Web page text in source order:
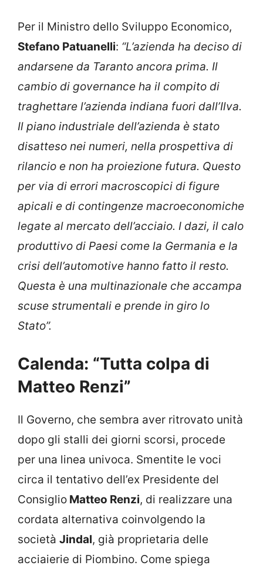
Per il Ministro dello Sviluppo Economico,
Stefano Patuanelli: “L’azienda ha deciso di
andarsene da Taranto ancora prima. Il
cambio di governance ha il compito di
traghettare l’azienda indiana fuori dall’Ilva.
Il piano industriale dell’azienda è stato
disatteso nei numeri, nella prospettiva di
rilancio e non ha proiezione futura. Questo
per via di errori macroscopici di figure
apicali e di contingenze macroeconomiche
legate al mercato dell’acciaio. I dazi, il calo
produttivo di Paesi come la Germania e la
crisi dell’automotive hanno fatto il resto.
Questa è una multinazionale che accampa
scuse strumentali e prende in giro lo
Stato”.
Calenda: “Tutta colpa di
Matteo Renzi”
Il Governo, che sembra aver ritrovato unità
dopo gli stalli dei giorni scorsi, procede
per una linea univoca. Smentite le voci
circa il tentativo dell’ex Presidente del
Consiglio Matteo Renzi, di realizzare una
cordata alternativa coinvolgendo la
società Jindal, già proprietaria delle
acciaierie di Piombino. Come spiega